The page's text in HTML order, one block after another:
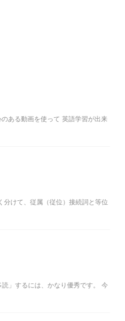
ある動画を使って 英語学習が出来
けて、従属（従位）接続詞と等位
」するには、かなり優秀です。 今